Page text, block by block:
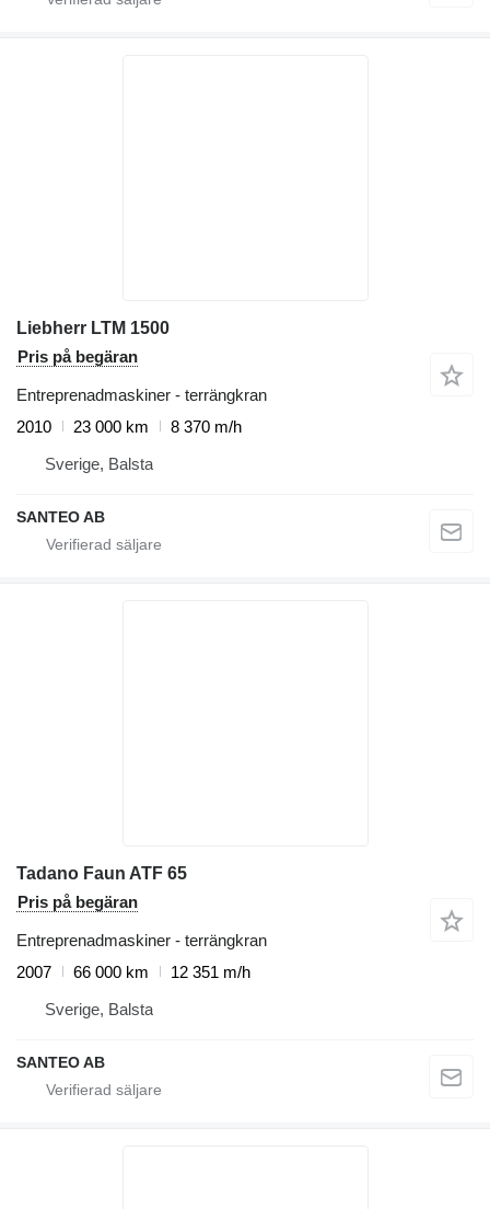
Liebherr LTM 1500
Pris på begäran
Entreprenadmaskiner - terrängkran
2010
23 000 km
8 370 m/h
Sverige, Balsta
SANTEO AB
Tadano Faun ATF 65
Pris på begäran
Entreprenadmaskiner - terrängkran
2007
66 000 km
12 351 m/h
Sverige, Balsta
SANTEO AB